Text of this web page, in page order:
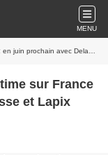
MENU
avec Delahousse et Lapix
sur France
et Lapix